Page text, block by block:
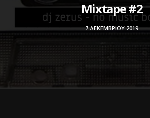
Mixtape #2
7 ΔΕΚΕΜΒΡΊΟΥ 2019